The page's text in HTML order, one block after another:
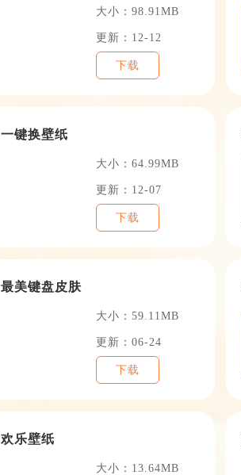
大小：98.91MB
更新：12-12
下载
一键换壁纸
大小：64.99MB
更新：12-07
下载
最美键盘皮肤
大小：59.11MB
更新：06-24
下载
欢乐壁纸
大小：13.64MB